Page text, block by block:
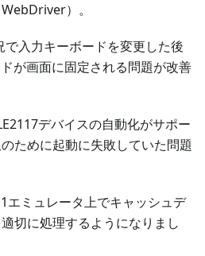
）。
入力キーボードを変更した後
が画面に固定される問題が改善
デバイスの自動化がサポー
ために起動に失敗していた問題
ミュレータ上でキャッシュデ
切に処理するようになりまし